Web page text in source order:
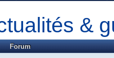
&
Forum